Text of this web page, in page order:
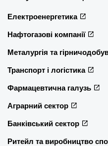
Електроенергетика
Нафтогазові компанії
Металургія та
Транспорт і логістика
Фармацевтична галузь
Аграрний сектор
Банківський сектор
Ритейл та виробництво